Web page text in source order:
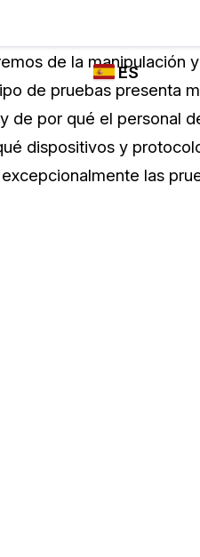
DE
TRADUCCIÓN
CASEGUARD
ES
de la manipulación
de pruebas presenta
de por qué el personal
dispositivos y
las